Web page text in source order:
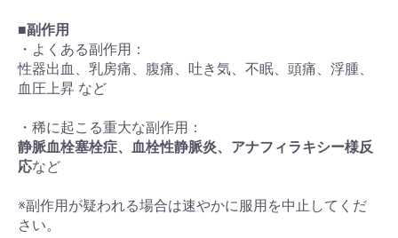
■副作用
・よくある副作用：
性器出血、乳房痛、腹痛、吐き気、不眠、頭痛、浮腫、
血圧上昇 など
・稀に起こる重大な副作用：
静脈血栓塞栓症、血栓性静脈炎、アナフィラキシー様反
応など
※副作用が疑われる場合は速やかに服用を中止してくだ
さい。